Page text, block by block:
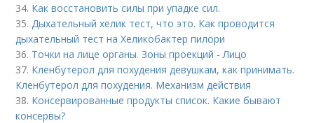
34. Как восстановить силы при упадке сил.
35.Дыхательный хелик тест, что это. Как проводится
дыхательный тест на Хеликобактер пилори
36. Точки на лице органы. Зоны проекций - Лицо
37. Кленбутерол для похудения девушкам, как принимать.
Кленбутерол для похудения. Механизм действия
38. Консервированные продукты список. Какие бывают
консервы?